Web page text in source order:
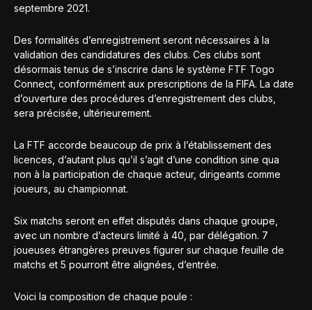
septembre 2021.
Des formalités d’enregistrement seront nécessaires à la
validation des candidatures des clubs. Ces clubs sont
désormais tenus de s’inscrire dans le système FTF Togo
Connect, conformément aux prescriptions de la FIFA. La date
d’ouverture des procédures d’enregistrement des clubs,
sera précisée, ultérieurement.
La FTF accorde beaucoup de prix à l’établissement des
licences, d’autant plus qu’il s’agit d’une condition sine qua
non à la participation de chaque acteur, dirigeants comme
joueurs, au championnat.
Six matchs seront en effet disputés dans chaque groupe,
avec un nombre d’acteurs limité à 40, par délégation. 7
joueuses étrangères preuves figurer sur chaque feuille de
matchs et 5 pourront être alignées, d’entrée.
Voici la composition de chaque poule :